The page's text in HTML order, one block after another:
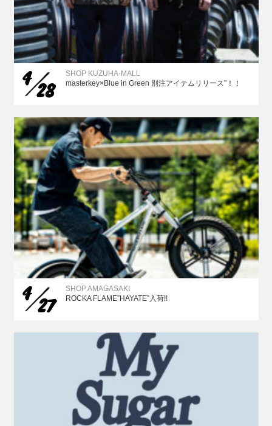
4 28
SHOP KUZUHA-MALL
masterkey×Blue in Green 別注アイテムリリース”！！
4 27
SHOP AMAGASAKI
ROCKA FLAME”HAYATE”入荷!!